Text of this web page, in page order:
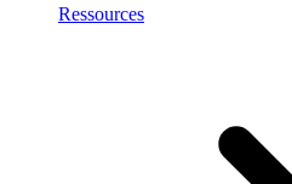
Ressources